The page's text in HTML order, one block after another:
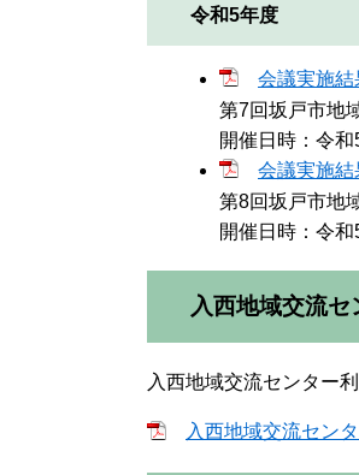
令和5年度
会議実施結
第7回坂戸市地
開催日時：令和
会議実施結
第8回坂戸市地
開催日時：令和
入西地域交流
入西地域交流センター
入西地域交流セン